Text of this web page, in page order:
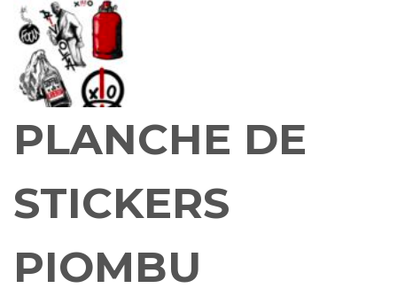
PLANCHE DE
STICKERS
PIOMBU